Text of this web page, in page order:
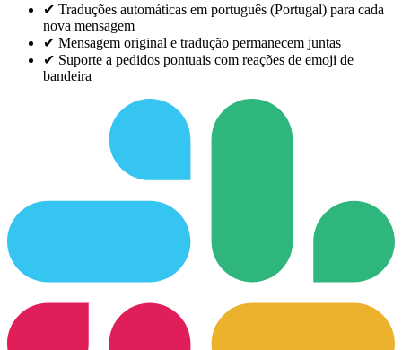
✔ Traduções automáticas em português (Portugal) para cada
nova mensagem
✔ Mensagem original e tradução permanecem juntas
✔ Suporte a pedidos pontuais com reações de emoji de
bandeira